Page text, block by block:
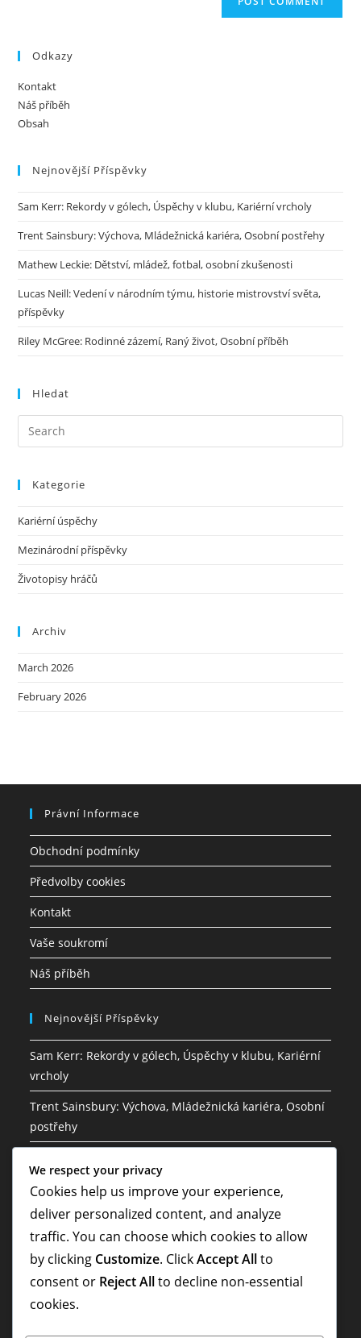
Odkazy
Kontakt
Náš příběh
Obsah
Nejnovější Příspěvky
Sam Kerr: Rekordy v gólech, Úspěchy v klubu, Kariérní vrcholy
Trent Sainsbury: Výchova, Mládežnická kariéra, Osobní postřehy
Mathew Leckie: Dětství, mládež, fotbal, osobní zkušenosti
Lucas Neill: Vedení v národním týmu, historie mistrovství světa,
příspěvky
Riley McGree: Rodinné zázemí, Raný život, Osobní příběh
Hledat
Kategorie
Kariérní úspěchy
Mezinárodní příspěvky
Životopisy hráčů
Archiv
March 2026
February 2026
Právní Informace
Obchodní podmínky
Předvolby cookies
Kontakt
Vaše soukromí
Náš příběh
Nejnovější Příspěvky
Sam Kerr: Rekordy v gólech, Úspěchy v klubu, Kariérní
vrcholy
Trent Sainsbury: Výchova, Mládežnická kariéra, Osobní
postřehy
zkušenosti
Lucas Neill: Vedení v národním týmu, historie
mistrovství světa, příspěvky
Riley McGree: Rodinné zázemí, Raný život, Osobní
příběh
We respect your privacy
Cookies help us improve your experience,
deliver personalized content, and analyze
traffic. You can choose which cookies to allow
by clicking Customize. ClickAccept Allto
consent or Reject Allto decline non-essential
cookies.